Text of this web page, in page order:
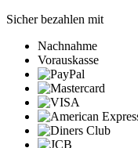
Sicher bezahlen mit
Nachnahme
Vorauskasse